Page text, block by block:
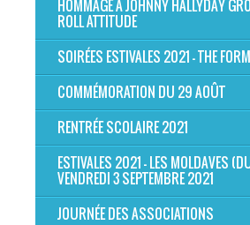
HOMMAGE À JOHNNY HALLYDAY
ROLL ATTITUDE
SOIRÉES ESTIVALES 2021 - THE
COMMÉMORATION DU 29 AOÛT
RENTRÉE SCOLAIRE 2021
ESTIVALES 2021 - LES MOLDAVES
VENDREDI 3 SEPTEMBRE 2021
JOURNÉE DES ASSOCIATIONS